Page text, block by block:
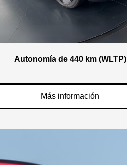
Autonomía de 440 km (WLTP)
Más información